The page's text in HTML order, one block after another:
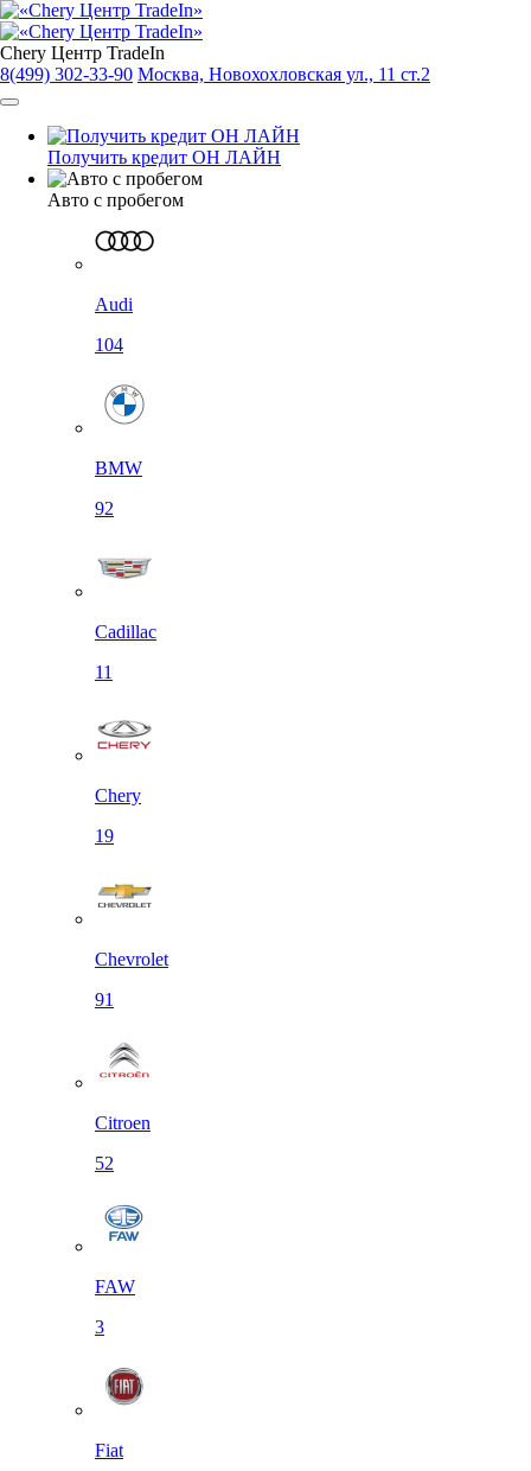
Chery Центр TradeIn
8(499) 302-33-90 Москва, Новохохловская ул., 11 ст.2
Получить кредит ОН ЛАЙН
Авто с пробегом
Audi
104
BMW
92
Cadillac
11
Chery
19
Chevrolet
91
Citroen
52
FAW
3
Fiat